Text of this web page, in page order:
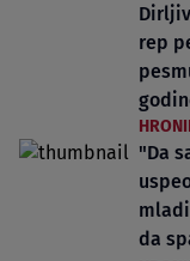
rep
"Da
da